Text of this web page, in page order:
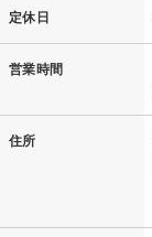
定休日
営業時間
住所